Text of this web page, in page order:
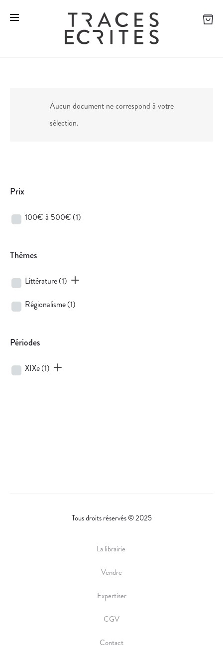
Aucun document ne correspond à votre
sélection.
Prix
100€ à 500€ (1)
Thèmes
Littérature(1)
Régionalisme(1)
Périodes
XIXe(1)
Tous droits réservés © 2025
La librairie
Vendre
Expertiser
CGV
Contact